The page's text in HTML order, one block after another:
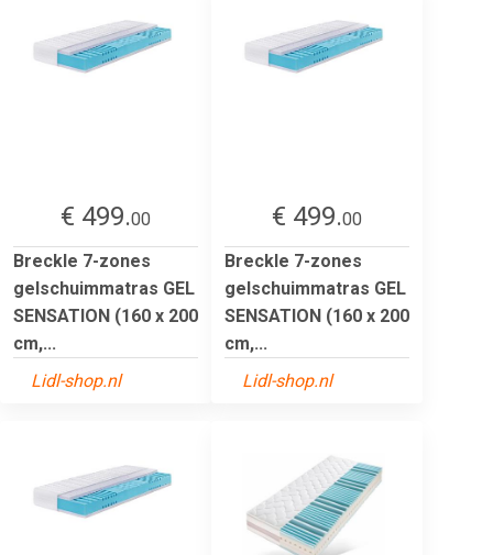
€ 499.00
Breckle 7-zones
gelschuimmatras GEL
SENSATION (160 x 200
cm,...
Lidl-shop.nl
€ 499.00
Breckle 7-zones
gelschuimmatras GEL
SENSATION (160 x 200
cm,...
Lidl-shop.nl